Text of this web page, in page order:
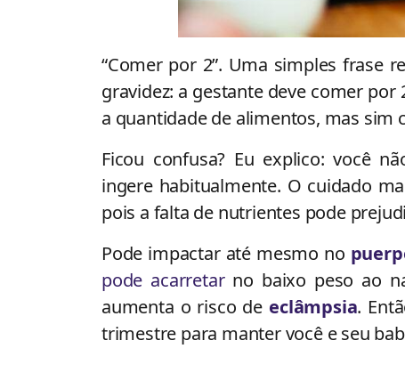
“Comer por 2”. Uma simples frase
gravidez: a gestante deve comer
a quantidade de alimentos, mas sim
Ficou confusa? Eu explico: você
ingere habitualmente. O cuidado
pois a falta de nutrientes pode
Pode impactar até mesmo no
pode acarretarno baixo peso ao
aumenta o risco de eclâmpsia.
trimestre para manter você e seu